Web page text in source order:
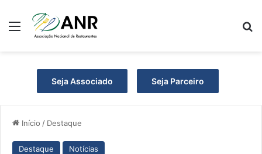
Menu
Seja Associado Seja Parceiro
Início / Destaque
Destaque Notícias